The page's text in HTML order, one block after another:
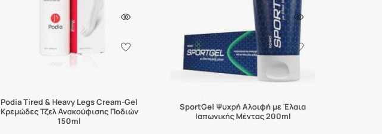
Podia Tired & Heavy Legs Cream-Gel
Κρεμώδες Τζελ Ανακούφισης Ποδιών
150ml
SportGel Ψυχρή Αλοιφή με Έλαια
Ιαπωνικής Μέντας 200ml